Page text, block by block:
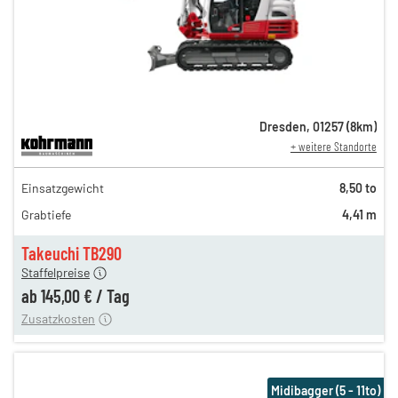
Takeuchi TB290
249,00 €
206,00 €
173,00 €
Staffelpreise
ab 145,00 € / Tag
12,00 €
Zusatzkosten
Dresden, 01257(8km)
+ weitere Standorte
Einsatzgewicht
8,50 to
Grabtiefe
4,41 m
Midibagger (5 - 11to)